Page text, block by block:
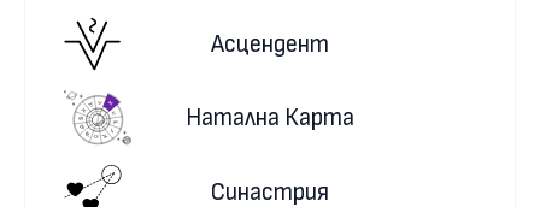
Асцендент
Натална Карта
Синастрия